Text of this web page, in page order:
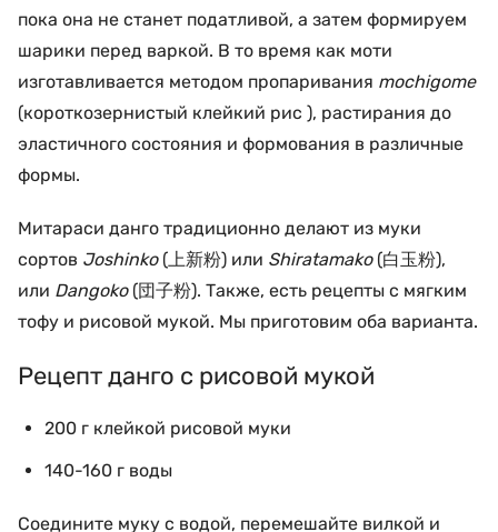
пока она не станет податливой, а затем формируем
шарики перед варкой. В то время как моти
изготавливается методом пропаривания mochigome
(короткозернистый клейкий рис ), растирания до
эластичного состояния и формования в различные
формы.
Митараси данго традиционно делают из муки
сортов Joshinko (上新粉) или Shiratamako (白玉粉),
или Dangoko (団子粉). Также, есть рецепты с мягким
тофу и рисовой мукой. Мы приготовим оба варианта.
Рецепт данго с рисовой мукой
200 г клейкой рисовой муки
140-160 г воды
Соедините муку с водой, перемешайте вилкой и